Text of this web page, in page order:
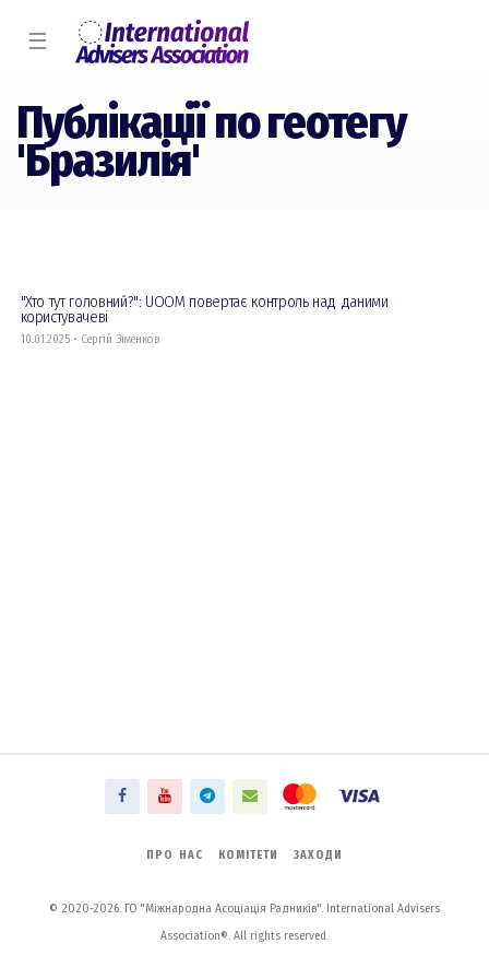
☰
Публікації по геотегу
'Бразилія'
"Хто тут головний?": UOOM повертає контроль над даними
користувачеві
10.01.2025 • Сергій Зіменков
ПРО НАС КОМІТЕТИ ЗАХОДИ
© 2020-2026. ГО "Міжнародна Асоціація Радників". International Advisers
Association®. All rights reserved.